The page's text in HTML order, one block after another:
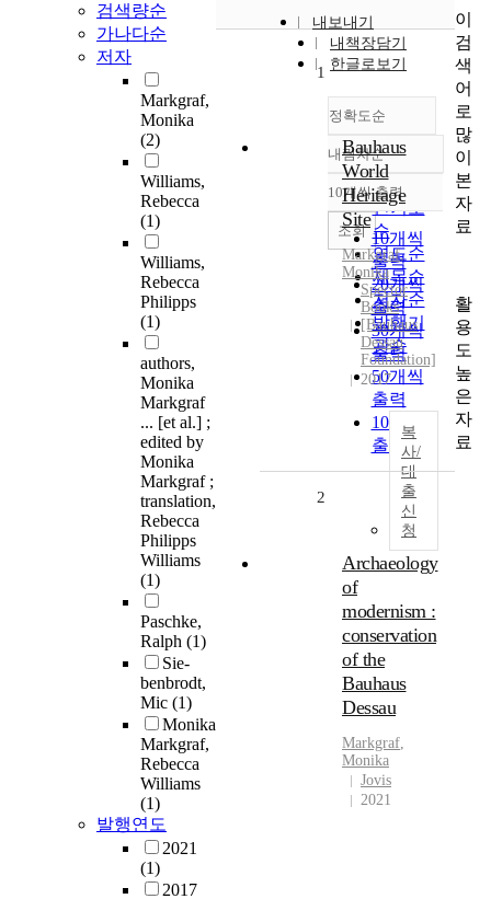
검색량순
가나다순
저자
Markgraf,
Monika
(2)
Williams,
Rebecca
(1)
Williams,
Rebecca
Philipps
(1)
authors,
Monika
Markgraf
... [et al.] ;
edited by
Monika
Markgraf ;
translation,
Rebecca
Philipps
Williams
(1)
Paschke,
Ralph (1)
Sie-
benbrodt,
Mic (1)
Monika
Markgraf,
Rebecca
Williams
(1)
발행연도
2021
(1)
2017
내보내기
내책장담기
한글로보기
정확도순
정확도
순
인기도
순
연도순
제목순
저자순
발행기
관순
내림차순
내림차순
10개씩 출력
10개씩
출력
20개씩
출력
30개씩
출력
50개씩
출력
100개씩
출력
조회
1
Bauhaus
World
Heritage
Site
Markgraf,
Monika
Spector
Books
[Bauhaus
Dessau
Foundation]
2017
복
사/
대
출
신
청
2
Archaeology
of
modernism :
conservation
of the
Bauhaus
Dessau
Markgraf,
Monika
Jovis
2021
이
검
색
어
로
많
이
본
자
료
활
용
도
높
은
자
료